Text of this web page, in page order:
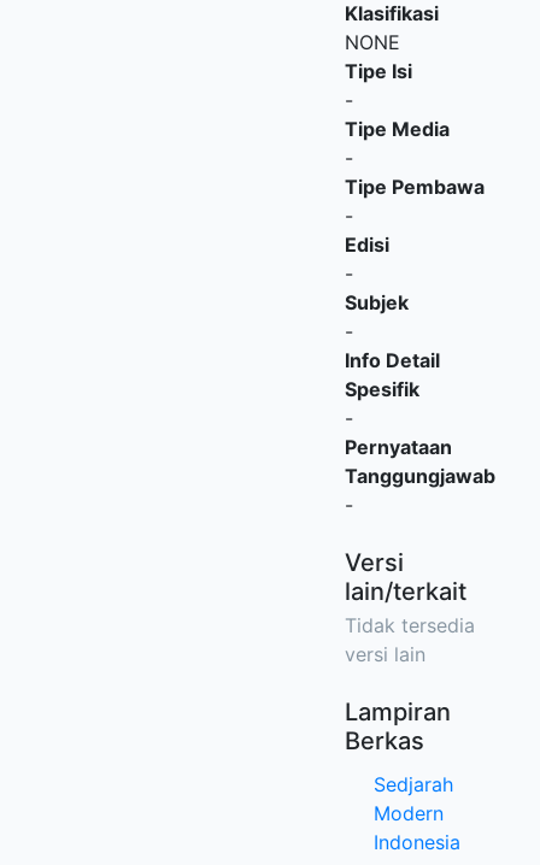
Klasifikasi
NONE
Tipe Isi
-
Tipe Media
-
Tipe Pembawa
-
Edisi
-
Subjek
-
Info Detail
Spesifik
-
Pernyataan
Tanggungjawab
-
Versi
lain/terkait
Tidak tersedia
versi lain
Lampiran
Berkas
Sedjarah
Modern
Indonesia